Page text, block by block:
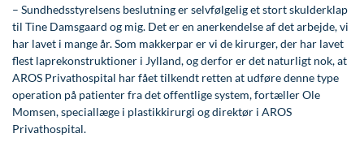
Urologi (Urinvejssygdomme)
Øre-næse-hals
– Sundhedsstyrelsens beslutning er selvfølgelig et stort skulderklap
til Tine Damsgaard og mig. Det er en anerkendelse af det arbejde, vi
har lavet i mange år. Som makkerpar er vi de kirurger, der har lavet
flest laprekonstruktioner i Jylland, og derfor er det naturligt nok, at
AROS Privathospital har fået tilkendt retten at udføre denne type
operation på patienter fra det offentlige system, fortæller Ole
Momsen, speciallæge i plastikkirurgi og direktør i AROS
Privathospital.